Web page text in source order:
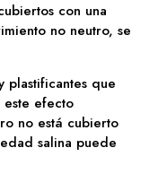
con una
no neutro, se
plastificantes que
efecto
no está cubierto
salina puede